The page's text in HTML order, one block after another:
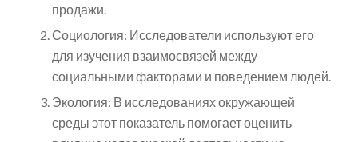
продажи.
Социология: Исследователи используют его
для изучения взаимосвязей между
социальными факторами и поведением людей.
Экология: В исследованиях окружающей
среды этот показатель помогает оценить